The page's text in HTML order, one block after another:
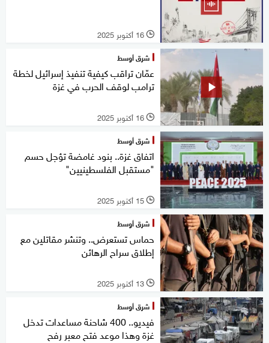
l 16 أكتوبر 2025
شرق أوسط
عمّان تراقب كيفية تنفيذ إسرائيل لخطة
ترامب لوقف الحرب في غزة
l 16 أكتوبر 2025
شرق أوسط
اتفاق غزة.. بنود غامضة تؤجل حسم
"مستقبل الفلسطينيين"
l 15 أكتوبر 2025
شرق أوسط
حماس تستعرض.. وتنشر مقاتلين مع
إطلاق سراح الرهائن
l 13 أكتوبر 2025
شرق أوسط
فيديو.. 400 شاحنة مساعدات تدخل
غزة وهذا موعد فتح معبر رفح